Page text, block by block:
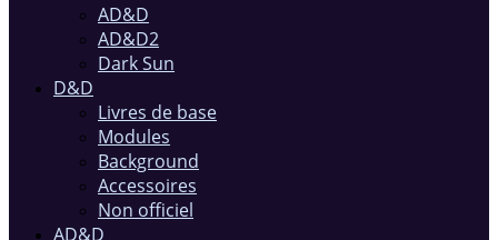
AD&D
AD&D2
Dark Sun
D&D
Livres de base
Modules
Background
Accessoires
Non officiel
AD&D